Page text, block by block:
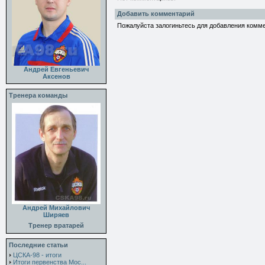
Андрей Евгеньевич
Аксенов
Тренера команды
Андрей Михайлович
Ширяев
Тренер вратарей
Последние статьи
ЦСКА-98 - итоги
Итоги первенства Мос...
Добавить комментарий
Пожалуйста залогиньтесь для добавления